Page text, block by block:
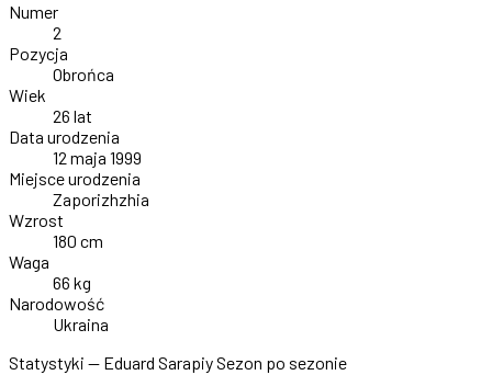
Numer
2
Pozycja
Obrońca
Wiek
26 lat
Data urodzenia
12 maja 1999
Miejsce urodzenia
Zaporizhzhia
Wzrost
180 cm
Waga
66 kg
Narodowość
Ukraina
Statystyki — Eduard SarapiySezon po sezonie